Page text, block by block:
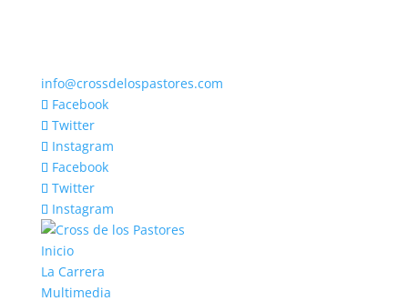
info@crossdelospastores.com
Facebook
Twitter
Instagram
Facebook
Twitter
Instagram
Inicio
La Carrera
Multimedia